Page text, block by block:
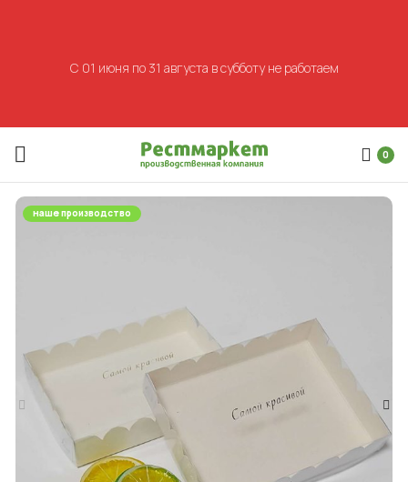
0
наше производство
С 01 июня по 31 августа в субботу не работаем